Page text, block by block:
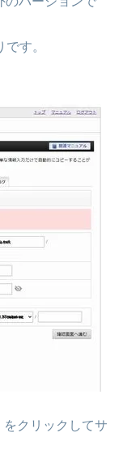
す。
クリックしてサ